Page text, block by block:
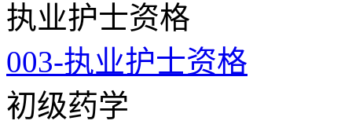
执业护士资格
003-执业护士资格
初级药学